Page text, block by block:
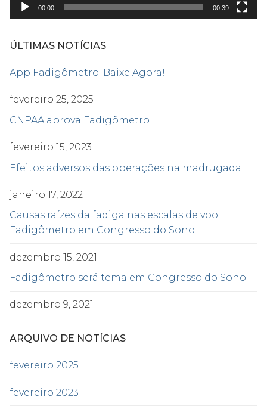
00:00 00:39
ÚLTIMAS NOTÍCIAS
App Fadigômetro: Baixe Agora!
fevereiro 25, 2025
CNPAA aprova Fadigômetro
fevereiro 15, 2023
Efeitos adversos das operações na madrugada
janeiro 17, 2022
Causas raízes da fadiga nas escalas de voo |
Fadigômetro em Congresso do Sono
dezembro 15, 2021
Fadigômetro será tema em Congresso do Sono
dezembro 9, 2021
ARQUIVO DE NOTÍCIAS
fevereiro 2025
fevereiro 2023